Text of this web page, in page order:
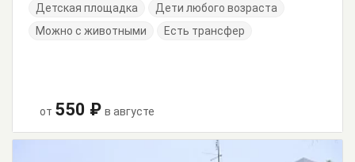
Детская площадка
Дети любого возраста
Можно с животными
Есть трансфер
от 550 ₽ в августе